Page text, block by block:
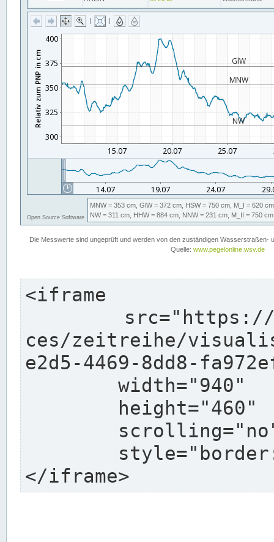
<iframe
ces/zeitreihe/
e2d5-4469-8dd8-
</iframe>